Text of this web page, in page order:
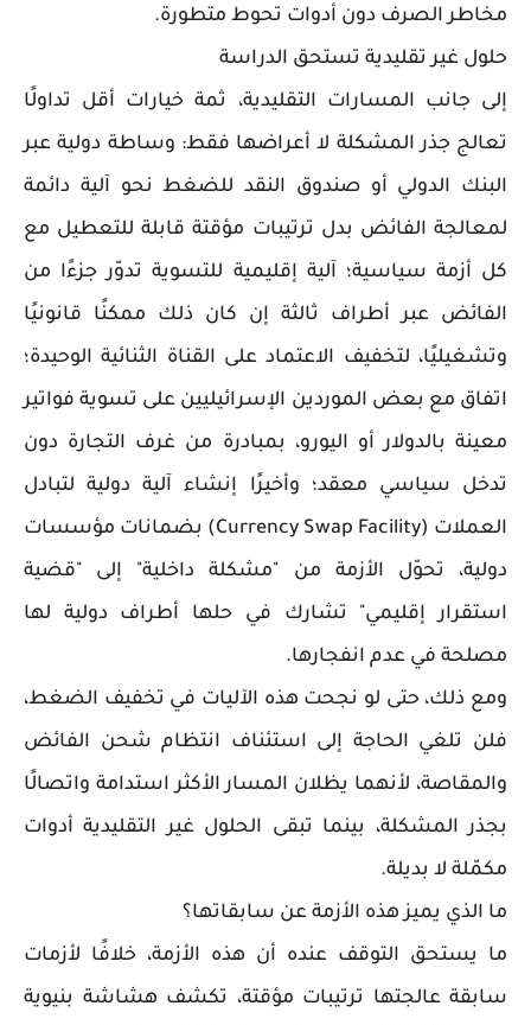
مخاطر الصرف دون أدوات تحوط متطورة.
حلول غير تقليدية تستحق الدراسة
إلى جانب المسارات التقليدية، ثمة خيارات أقل تداولًا
تعالج جذر المشكلة لا أعراضها فقط: وساطة دولية عبر
البنك الدولي أو صندوق النقد للضغط نحو آلية دائمة
لمعالجة الفائض بدل ترتيبات مؤقتة قابلة للتعطيل مع
كل أزمة سياسية؛ آلية إقليمية للتسوية تدوّر جزءًا من
الفائض عبر أطراف ثالثة إن كان ذلك ممكنًا قانونيًا
وتشغيليًا، لتخفيف الاعتماد على القناة الثنائية الوحيدة؛
اتفاق مع بعض الموردين الإسرائيليين على تسوية فواتير
معينة بالدولار أو اليورو، بمبادرة من غرف التجارة دون
تدخل سياسي معقد؛ وأخيرًا إنشاء آلية دولية لتبادل
العملات (Currency Swap Facility) بضمانات مؤسسات
دولية، تحوّل الأزمة من "مشكلة داخلية" إلى "قضية
استقرار إقليمي" تشارك في حلها أطراف دولية لها
مصلحة في عدم انفجارها.
ومع ذلك، حتى لو نجحت هذه الآليات في تخفيف الضغط،
فلن تلغي الحاجة إلى استئناف انتظام شحن الفائض
والمقاصة، لأنهما يظلان المسار الأكثر استدامة واتصالًا
بجذر المشكلة، بينما تبقى الحلول غير التقليدية أدوات
مكمّلة لا بديلة.
ما الذي يميز هذه الأزمة عن سابقاتها؟
ما يستحق التوقف عنده أن هذه الأزمة، خلافًا لأزمات
سابقة عالجتها ترتيبات مؤقتة، تكشف هشاشة بنيوية